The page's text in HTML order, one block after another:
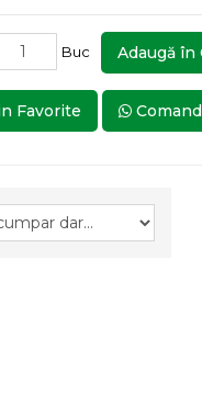
Buc Adaugă în
Favorite